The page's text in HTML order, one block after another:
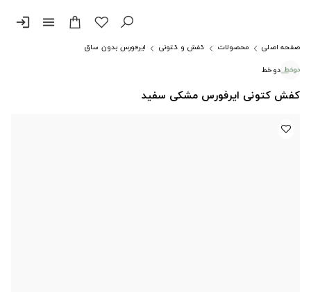
menu
login
صفحه اصلی محصولات کفش و کتونی
ایرفورس بدون ساق
دوخط
کفش کتونی ایرفورس مشکی سفید